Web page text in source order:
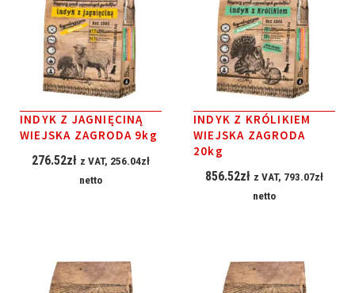
INDYK Z JAGNIĘCINĄ
WIEJSKA ZAGRODA 9kg
276.52zł z VAT, 256.04zł
netto
INDYK Z KRÓLIKIEM
WIEJSKA ZAGRODA
20kg
856.52zł z VAT, 793.07zł
netto